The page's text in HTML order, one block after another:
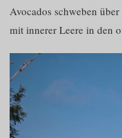
Avocados schweben
mit innerer Leere in den